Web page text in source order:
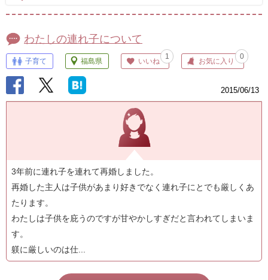
わたしの連れ子について
子育て 福島県 いいね
1
お気に入り
0
2015/06/13
3年前に連れ子を連れて再婚しました。
再婚した主人は子供があまり好きでなく連れ子にとでも厳しくあ
たります。
わたしは子供を庇うのですが甘やかしすぎだと言われてしまいま
す。
躾に厳しいのは仕...